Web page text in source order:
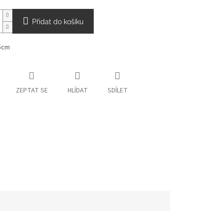
Přidat do košíku
ZEPTAT SE HLÍDAT SDÍLET